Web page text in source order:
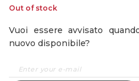
Out of stock
Vuoi essere avvisato
nuovo disponibile?